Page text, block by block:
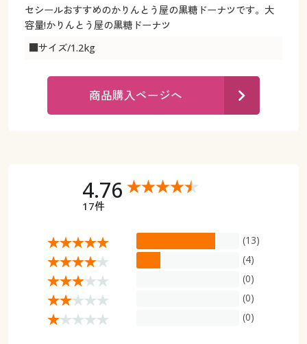
大きいサイズ メンズ
大きいサイズ 事務・制服
カタログ・チラシからのご注文
デジタルカタログ
カタログ無料プレゼント
お気に入り
サポート
ご利用ガイド
デジタルカタログ
サポート
ご利用ガイド
よくある質問とお問い合わせ
セシールおすすめのかりんとう屋の黒糖ドーナツです。大
容量!かりんとう屋の黒糖ドーナツ
■サイズ/1.2kg
商品購入ページへ
4.76
17件
(13)
(4)
(0)
(0)
(0)